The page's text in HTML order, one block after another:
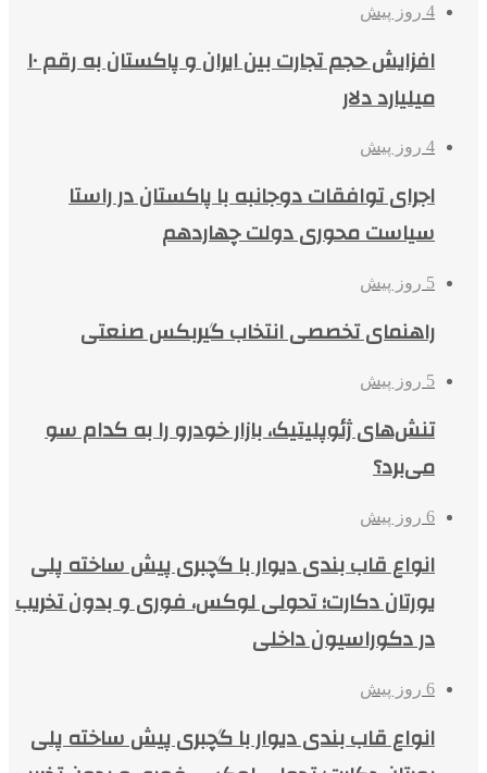
4 روز پیش
افزایش حجم تجارت بین ایران و پاکستان به رقم ۱۰
میلیارد دلار
4 روز پیش
اجرای توافقات دوجانبه با پاکستان در راستا
سیاست محوری دولت چهاردهم
5 روز پیش
راهنمای تخصصی انتخاب گیربکس صنعتی
5 روز پیش
تنش‌های ژئوپلیتیک، بازار خودرو را به کدام سو
می‌برد؟
6 روز پیش
انواع قاب بندی دیوار با گچبری پیش ساخته پلی
یورتان دکارت؛ تحولی لوکس، فوری و بدون تخریب
در دکوراسیون داخلی
6 روز پیش
انواع قاب بندی دیوار با گچبری پیش ساخته پلی